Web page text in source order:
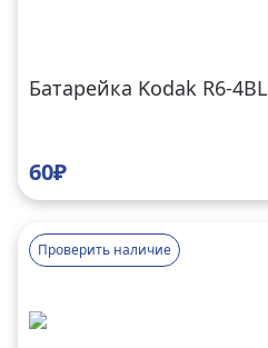
Батарейка Kodak R6-4BL
60₽
Проверить наличие